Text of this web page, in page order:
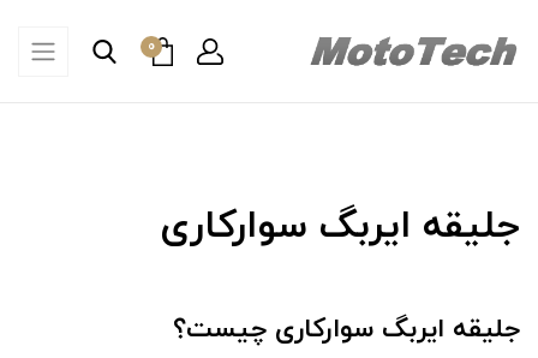
0
جلیقه ایربگ سوارکاری
جلیقه ایربگ سوارکاری چیست؟